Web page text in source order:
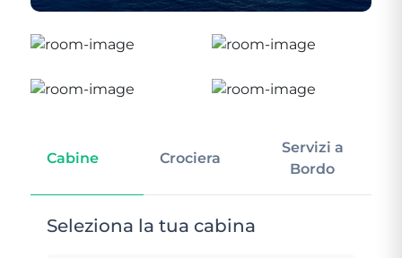
Cabine Crociera
Servizi a
Bordo
Seleziona la tua cabina